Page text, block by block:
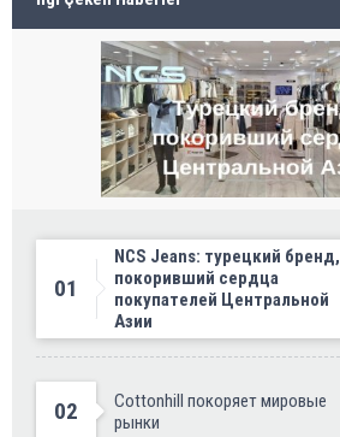
01
NCS Jeans: турецкий бренд,
покоривший сердца
покупателей Центральной
Азии
02
Cottonhill покоряет мировые
рынки